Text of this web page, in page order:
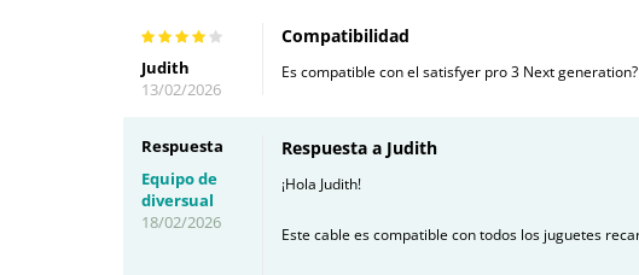
Judith
13/02/2026
Compatibilidad
Es compatible con el satisfyer pro 3 Next generation?
Respuesta
Equipo de
diversual
18/02/2026
Respuesta a Judith
¡Hola Judith!
Este cable es compatible con todos los juguetes